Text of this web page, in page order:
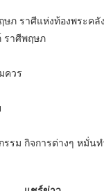
ภ ราศีแห่งท้องพระคลั
ราศีพฤษภ
ควร
รม กิจการต่างๆ หมั่น